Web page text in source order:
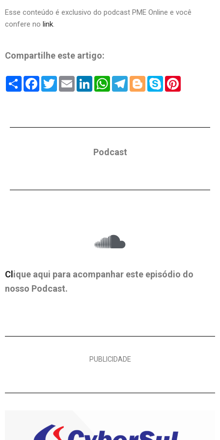
Esse conteúdo é exclusivo do podcast PME Online e você
confere no link.
Compartilhe este artigo:
ShareFacebook
TwitterEmailLinkedInWhatsApp
Telegram
Blogger
Skype
Podcast
Cl ique aqui para acompanhar este episódio do
nosso Podcast.
PUBLICIDADE